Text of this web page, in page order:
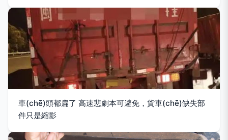
車(chē)頭都扁了 高速悲劇本可避免，貨車(chē)缺失部
件只是縮影